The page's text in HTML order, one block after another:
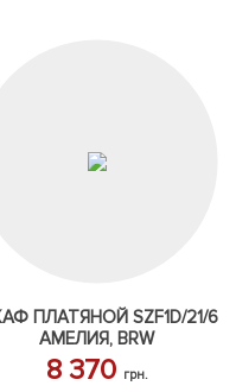
ПЛАТЯНОЙ SZF1D/21/6
АМЕЛИЯ, BRW
8 370 грн.